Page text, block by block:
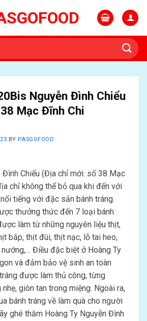
Nguyễn Đình Chiểu
Mạc Đĩnh Chi
BY PASGOFOOD
Đình Chiểu (Địa chỉ mới: số 38 Mạc
chỉ không thể bỏ qua khi đến với
tiếng với đặc sản bánh tráng.
thưởng thức đến 7 loại bánh
làm từ những nguyên liệu thịt,
bắp, thịt đùi, thịt nạc, lỗ tai heo,
Điều đặc biệt ở Hoàng Ty
và đảm bảo vệ sinh an toàn
được làm thủ công, từng
giòn tan trong miệng. Ngoài ra,
bánh tráng về làm quà cho người
ghé thăm Hoàng Ty Nguyễn Đình